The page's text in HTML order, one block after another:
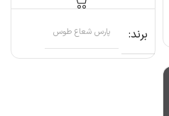
برند پارس شعاع طوس